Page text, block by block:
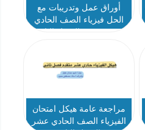
أوراق عمل وتدريبات مع
الحل فيزياء الصف الحادي
مراجعة عامة هيكل امتحان
الفيزياء الصف الحادي عشر